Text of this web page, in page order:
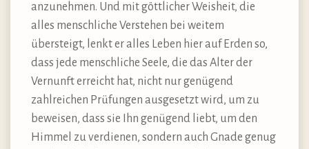
anzunehmen. Und mit göttlicher Weisheit, die
alles menschliche Verstehen bei weitem
übersteigt, lenkt er alles Leben hier auf Erden so,
dass jede menschliche Seele, die das Alter der
Vernunft erreicht hat, nicht nur genügend
zahlreichen Prüfungen ausgesetzt wird, um zu
beweisen, dass sie Ihn genügend liebt, um den
Himmel zu verdienen, sondern auch Gnade genug